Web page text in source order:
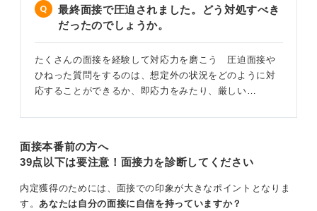
最終面接で圧迫されました。どう対処すべき
だったのでしょうか。
たくさんの面接を経験して対応力を磨こう 圧迫面接や
ひねった質問をするのは、想定外の状況をどのように対
応することができるか、即応力をみたり、厳しい…
面接本番前の方へ
39点以下は要注意！面接力を診断してください
内定獲得のためには、面接での印象が大きなポイントとなりま
す。あなたは自分の面接に自信を持っていますか？